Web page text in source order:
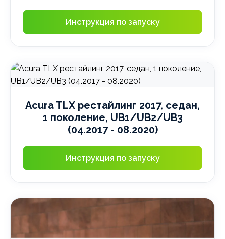
Инструкция по запуску
Acura TLX рестайлинг 2017, седан,
1 поколение, UB1/UB2/UB3
(04.2017 - 08.2020)
Инструкция по запуску